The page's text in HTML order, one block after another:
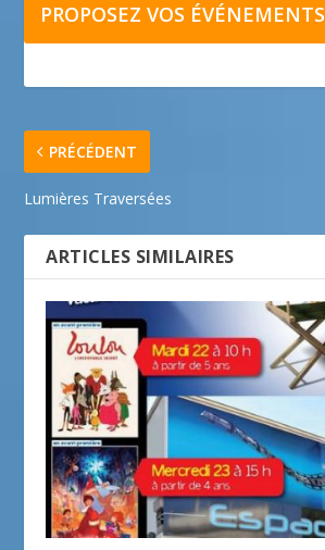
PROPOSEZ VOS ÉVÉNEMENTS
PRÉCÉDENT
Lumières Traversées
ARTICLES SIMILAIRES